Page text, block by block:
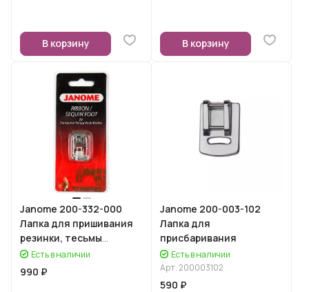
В корзину В корзину
Janome 200-332-000
Лапка для пришивания
резинки, тесьмы
(горизонтальный
челнок)
Есть в наличии
990 ₽
Janome 200-003-102
Лапка для
присбаривания
Есть в наличии
Арт.200003102
590 ₽